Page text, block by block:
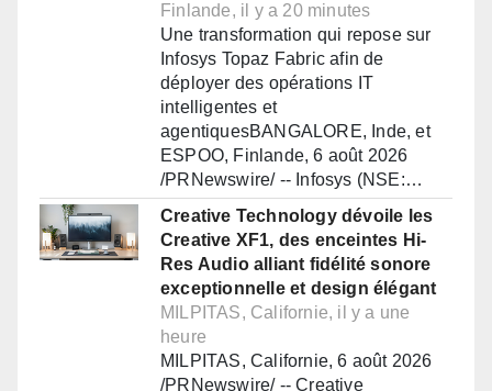
Finlande, il y a 20 minutes
Une transformation qui repose sur
Infosys Topaz Fabric afin de
déployer des opérations IT
intelligentes et
agentiquesBANGALORE, Inde, et
ESPOO, Finlande, 6 août 2026
/PRNewswire/ -- Infosys (NSE:…
Creative Technology dévoile les
Creative XF1, des enceintes Hi-
Res Audio alliant fidélité sonore
exceptionnelle et design élégant
MILPITAS, Californie, il y a une
heure
MILPITAS, Californie, 6 août 2026
/PRNewswire/ -- Creative